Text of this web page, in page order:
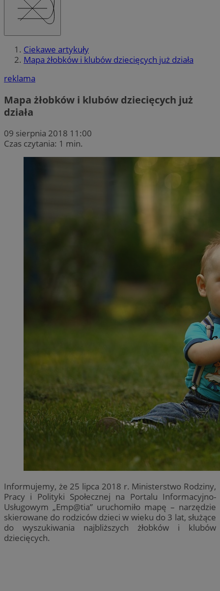
Ciekawe artykuły
Mapa żłobków i klubów dziecięcych już działa
reklama
Mapa żłobków i klubów dziecięcych już
działa
09 sierpnia 2018 11:00
Czas czytania: 1 min.
Informujemy, że 25 lipca 2018 r. Ministerstwo Rodziny,
Pracy i Polityki Społecznej na Portalu Informacyjno-
Usługowym „Emp@tia” uruchomiło mapę – narzędzie
skierowane do rodziców dzieci w wieku do 3 lat, służące
do wyszukiwania najbliższych żłobków i klubów
dziecięcych.